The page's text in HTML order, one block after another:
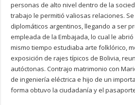
personas de alto nivel dentro de la
trabajo le permitió valiosas relaciones.
diplomáticos argentinos, llegando a ser
empleada de la Embajada, lo cual le
mismo tiempo estudiaba arte folklórico,
exposición de rajes típicos de Bolivia,
autóctonas. Contrajo matrimonio con
de ingeniería eléctrica e hijo de un
forma obtuvo la ciudadanía y el